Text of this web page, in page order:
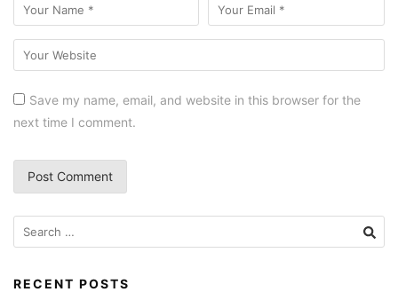
Save my name, email, and website in this browser for the
next time I comment.
RECENT POSTS